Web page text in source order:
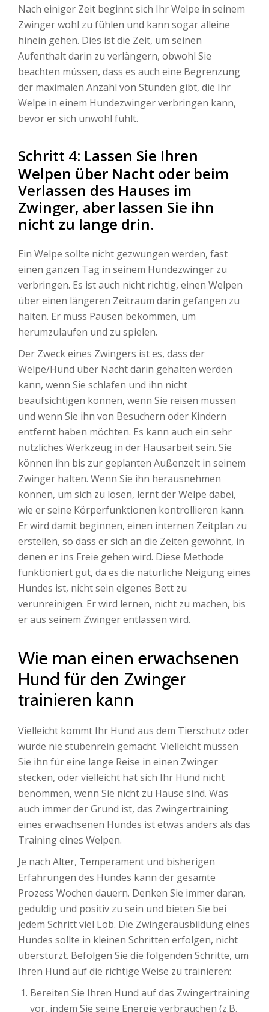
Nach einiger Zeit beginnt sich Ihr Welpe in seinem
Zwinger wohl zu fühlen und kann sogar alleine
hinein gehen. Dies ist die Zeit, um seinen
Aufenthalt darin zu verlängern, obwohl Sie
beachten müssen, dass es auch eine Begrenzung
der maximalen Anzahl von Stunden gibt, die Ihr
Welpe in einem Hundezwinger verbringen kann,
bevor er sich unwohl fühlt.
Schritt 4: Lassen Sie Ihren
Welpen über Nacht oder beim
Verlassen des Hauses im
Zwinger, aber lassen Sie ihn
nicht zu lange drin.
Ein Welpe sollte nicht gezwungen werden, fast
einen ganzen Tag in seinem Hundezwinger zu
verbringen. Es ist auch nicht richtig, einen Welpen
über einen längeren Zeitraum darin gefangen zu
halten. Er muss Pausen bekommen, um
herumzulaufen und zu spielen.
Der Zweck eines Zwingers ist es, dass der
Welpe/Hund über Nacht darin gehalten werden
kann, wenn Sie schlafen und ihn nicht
beaufsichtigen können, wenn Sie reisen müssen
und wenn Sie ihn von Besuchern oder Kindern
entfernt haben möchten. Es kann auch ein sehr
nützliches Werkzeug in der Hausarbeit sein. Sie
können ihn bis zur geplanten Außenzeit in seinem
Zwinger halten. Wenn Sie ihn herausnehmen
können, um sich zu lösen, lernt der Welpe dabei,
wie er seine Körperfunktionen kontrollieren kann.
Er wird damit beginnen, einen internen Zeitplan zu
erstellen, so dass er sich an die Zeiten gewöhnt, in
denen er ins Freie gehen wird. Diese Methode
funktioniert gut, da es die natürliche Neigung eines
Hundes ist, nicht sein eigenes Bett zu
verunreinigen. Er wird lernen, nicht zu machen, bis
er aus seinem Zwinger entlassen wird.
Wie man einen erwachsenen
Hund für den Zwinger
trainieren kann
Vielleicht kommt Ihr Hund aus dem Tierschutz oder
wurde nie stubenrein gemacht. Vielleicht müssen
Sie ihn für eine lange Reise in einen Zwinger
stecken, oder vielleicht hat sich Ihr Hund nicht
benommen, wenn Sie nicht zu Hause sind. Was
auch immer der Grund ist, das Zwingertraining
eines erwachsenen Hundes ist etwas anders als das
Training eines Welpen.
Je nach Alter, Temperament und bisherigen
Erfahrungen des Hundes kann der gesamte
Prozess Wochen dauern. Denken Sie immer daran,
geduldig und positiv zu sein und bieten Sie bei
jedem Schritt viel Lob. Die Zwingerausbildung eines
Hundes sollte in kleinen Schritten erfolgen, nicht
überstürzt. Befolgen Sie die folgenden Schritte, um
Ihren Hund auf die richtige Weise zu trainieren:
Bereiten Sie Ihren Hund auf das Zwingertraining
vor, indem Sie seine Energie verbrauchen (z.B.